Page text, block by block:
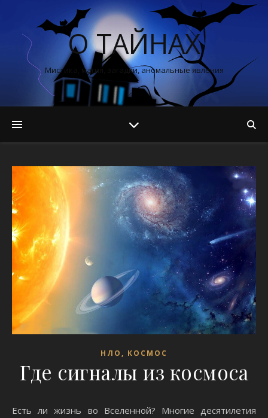
О ТАЙНАХ
Мистика, магия, загадки, аномальные явления
НЛО, КОСМОС
Где сигналы из космоса
Есть ли жизнь во Вселенной? Многие десятилетия